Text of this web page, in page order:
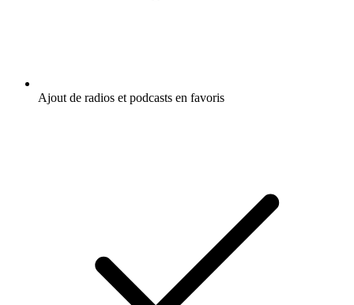
Ajout de radios et podcasts en favoris